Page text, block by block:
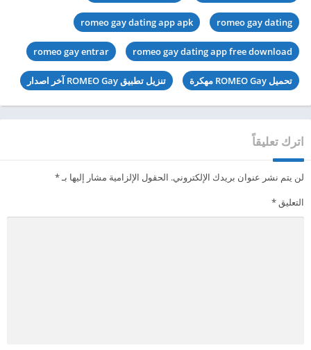
romeo gay dating
romeo gay dating app apk
romeo gay dating app free download
romeo gay entrar
تحميل ROMEO Gay مهكرة تنزيل تطبيق ROMEO Gay آخر اصدار
اترك تعليقاً
لن يتم نشر عنوان بريدك الإلكتروني. الحقول الإلزامية مشار إليها بـ*
التعليق*